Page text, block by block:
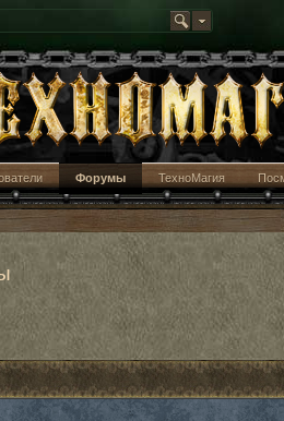
ТехноМагия
Форумы